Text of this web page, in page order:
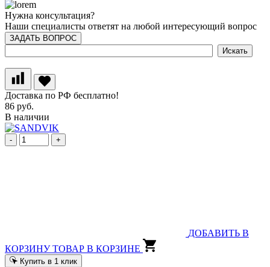
Нужна консультация?
Наши специалисты ответят на любой интересующий вопрос
ЗАДАТЬ ВОПРОС
Доставка по РФ бесплатно!
86 руб.
В наличии
- +
ДОБАВИТЬ В
КОРЗИНУ ТОВАР В КОРЗИНЕ
Купить в 1 клик